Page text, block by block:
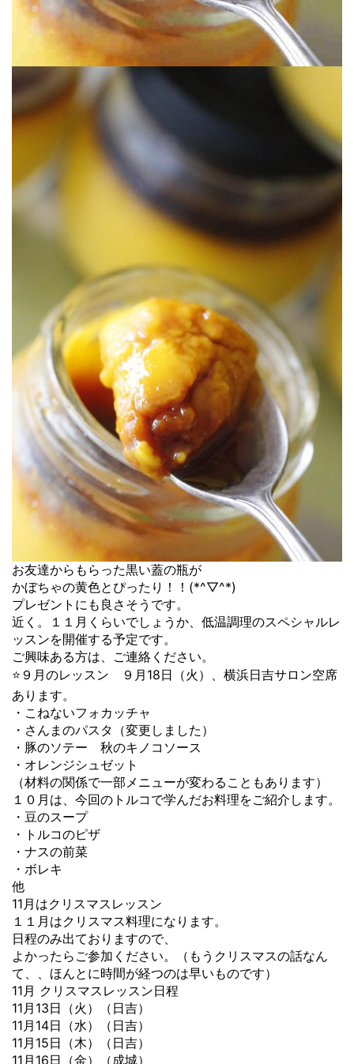
お友達からもらった黒い蓋の瓶が
かぼちゃの黄色とぴったり！！(*^▽^*)
プレゼントにも良さそうです。
近く。１１月くらいでしょうか、低温調理のスペシャルレ
ッスンを開催する予定です。
ご興味ある方は、ご連絡ください。
⭐️９月のレッスン ９月18日（火）、横浜日吉サロン空席
あります。
・こねないフォカッチャ
・さんまのパスタ（変更しました）
・豚のソテー 秋のキノコソース
・オレンジシュゼット
（材料の関係で一部メニューが変わることもあります）
１０月は、今回のトルコで学んだお料理をご紹介します。
・豆のスープ
・トルコのピザ
・ナスの前菜
・ボレキ
他
11月はクリスマスレッスン
１１月はクリスマス料理になります。
日程のみ出ておりますので、
よかったらご参加ください。（もうクリスマスの話なん
て、、ほんとに時間が経つのは早いものです）
11月 クリスマスレッスン日程
11月13日（火）（日吉）
11月14日（水）（日吉）
11月15日（木）（日吉）
11月16日（金）（成城）